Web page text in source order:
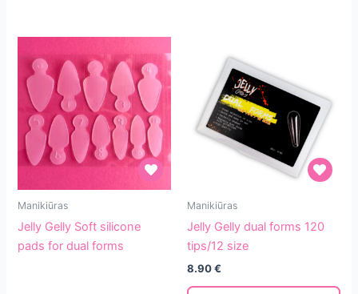
Jelly
Soft
silicone
Manikiūras
Jelly Gelly Soft silicone
pads for dual forms
Jelly
dual
forms
120
Manikiūras
Jelly Gelly dual forms 120
tips/12 size
8.90€